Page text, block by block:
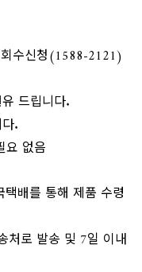
수신청(1588-2121)
드립니다.
.
요 없음
배를 통해 제품 수령
처로 발송 및 7일 이내